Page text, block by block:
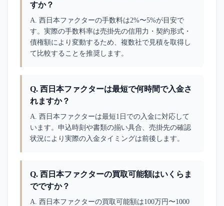
すか？
A. 西日本ファクターの手数料は2%〜5%が目安で
す。実際の手数料率は売掛先の信用力・契約形式・
債権額により変動するため、複数社で見積を取得し
て比較することを推奨します。
Q. 西日本ファクターは最短で何時間で入金さ
れますか？
A. 西日本ファクターは最短1日での入金に対応して
います。申込時刻や書類の揃い具合、売掛先の確認
状況により実際の入金タイミングは前後します。
Q. 西日本ファクターの買取可能額はいくらま
でですか？
A. 西日本ファクターの買取可能額は100万円〜1000